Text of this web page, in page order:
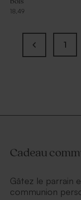
18,49
1
Cadeau
Gâtez le parrain
communion